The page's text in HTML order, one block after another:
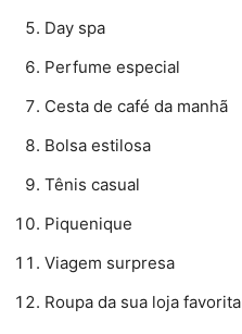
Day spa
Perfume especial
Cesta de café da manhã
Bolsa estilosa
Tênis casual
Piquenique
Viagem surpresa
Roupa da sua loja favorita